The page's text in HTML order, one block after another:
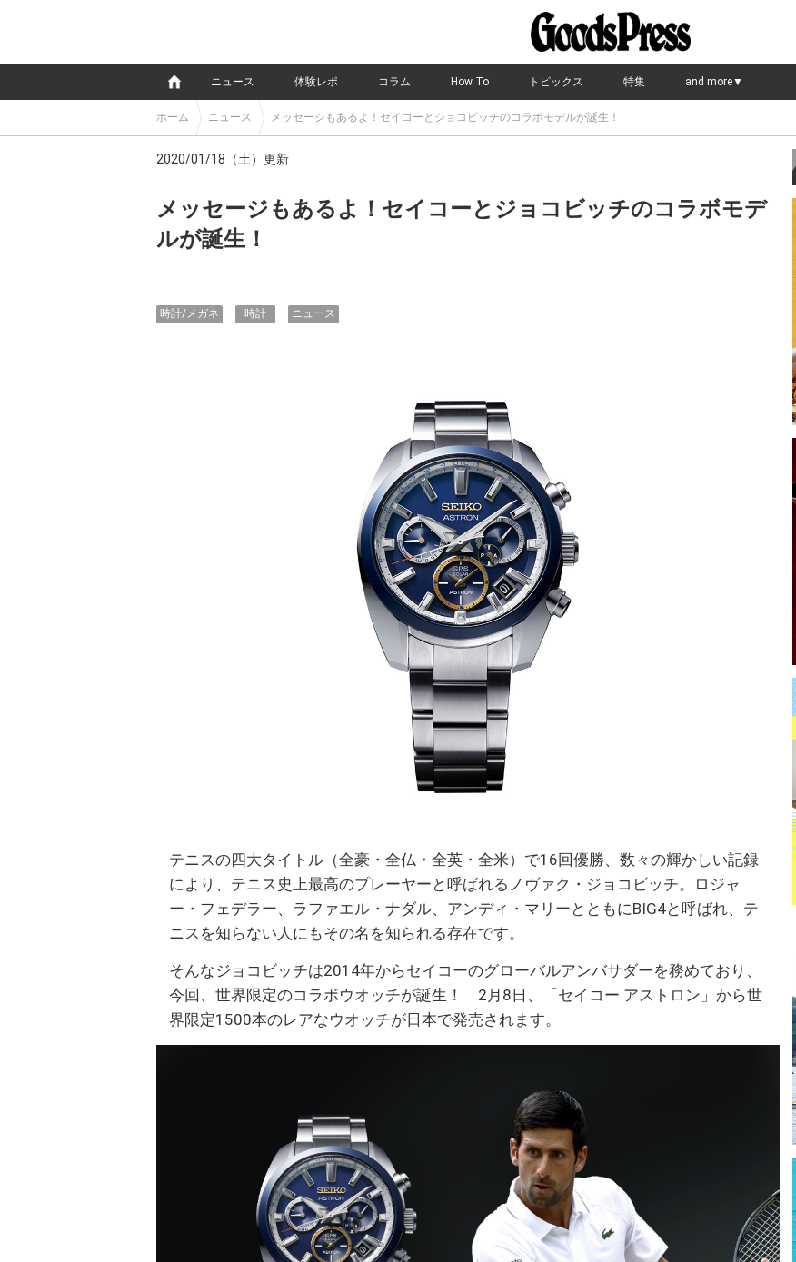
ニュース 体験レポ コラム How To トピックス 特集 and more▼
ホーム ニュース メッセージもあるよ！セイコーとジョコビッチのコラボモデルが誕生！
2020/01/18（土）更新
メッセージもあるよ！セイコーとジョコビッチのコラボモデ
ルが誕生！
時計/メガネ 時計 ニュース
テニスの四大タイトル（全豪・全仏・全英・全米）で16回優勝、数々の輝かしい記録
により、テニス史上最高のプレーヤーと呼ばれるノヴァク・ジョコビッチ。ロジャ
ー・フェデラー、ラファエル・ナダル、アンディ・マリーとともにBIG4と呼ばれ、テ
ニスを知らない人にもその名を知られる存在です。
そんなジョコビッチは2014年からセイコーのグローバルアンバサダーを務めており、
今回、世界限定のコラボウオッチが誕生！ 2月8日、「セイコー アストロン」から世
界限定1500本のレアなウオッチが日本で発売されます。